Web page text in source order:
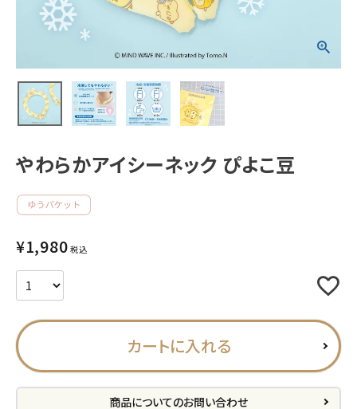
人気商品から探す
モチーフから探す
キャラクターから探す
アイテムから探す
INFORMATION
お知らせ
ご利用ガイド
よくあるご質問
やわらかアイシーネック ぴよこ豆
¥1,980 税込
カートに入れる
商品についてのお問い合わせ